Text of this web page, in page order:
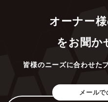
オーナー
をお聞か
皆様のニーズに合わせた
メールで